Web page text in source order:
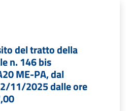
del tratto della
n. 146 bis
ME-PA, dal
11/2025 dalle ore